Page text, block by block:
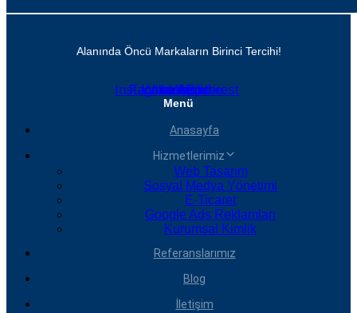
Alanında Öncü Markaların Birinci Tercihi!
Instagram
Facebook
Whatsapp
Linkedin
Youtube
Pinterest
Menü
Anasayfa
Hizmetlerimiz
Web Tasarım
Sosyal Medya Yönetimi
E-Ticaret
Google Ads Reklamları
Kurumsal Kimlik
Referanslarımız
Blog
İletişim